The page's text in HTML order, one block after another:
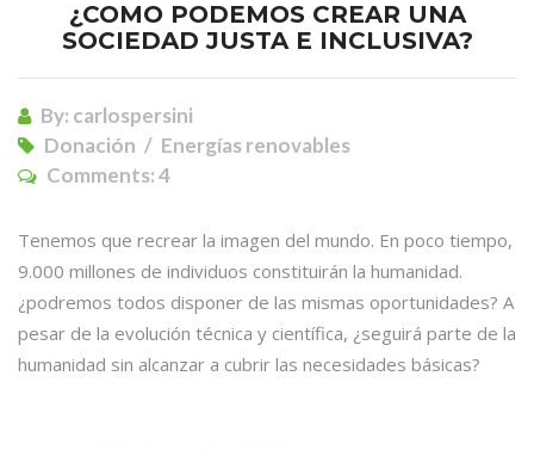
¿COMO PODEMOS CREAR UNA
SOCIEDAD JUSTA E INCLUSIVA?
By: carlospersini
Donación
Energías renovables
Comments:4
Tenemos que recrear la imagen del mundo. En poco tiempo,
9.000 millones de individuos constituirán la humanidad.
¿podremos todos disponer de las mismas oportunidades? A
pesar de la evolución técnica y científica, ¿seguirá parte de la
humanidad sin alcanzar a cubrir las necesidades básicas?